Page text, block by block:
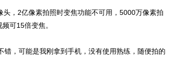
，2亿像素拍照时变焦功能不可用，5000万像素拍
可15倍变焦。
，可能是我刚拿到手机，没有使用熟练，随便拍的